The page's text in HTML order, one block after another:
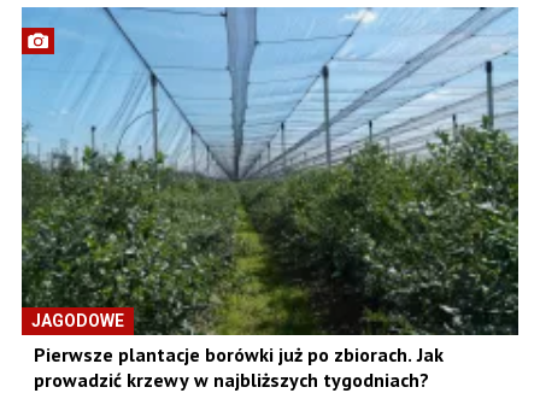
JAGODOWE
Pierwsze plantacje borówki już po zbiorach. Jak
prowadzić krzewy w najbliższych tygodniach?